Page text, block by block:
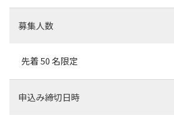
募集人数
先着 50 名限定
申込み締切日時